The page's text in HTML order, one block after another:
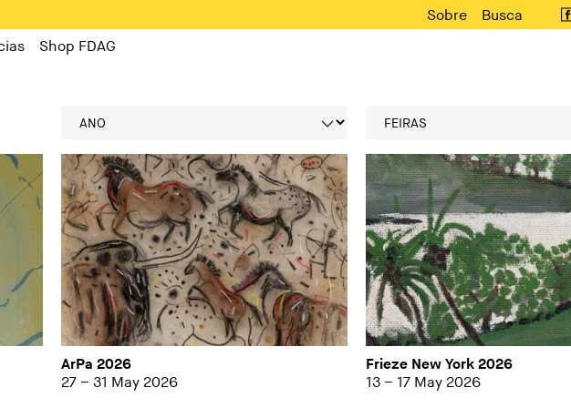
Sobre Busca
Shop FDAG
ArPa 2026
27 – 31 May 2026
Frieze New York 2026
13 – 17 May 2026